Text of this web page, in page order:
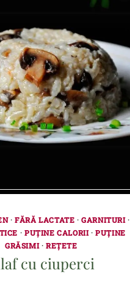
·FĂRĂ LACTATE ·GARNITURI·
· PUȚINE CALORII·PUȚINE
GRĂSIMI·REȚETE
cu ciuperci